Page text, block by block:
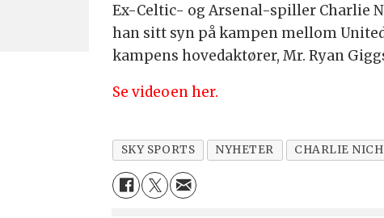
Ex-Celtic- og Arsenal-spiller Charlie
han sitt syn på kampen mellom
kampens hovedaktører, Mr. Ryan
Se videoen her.
SKY SPORTS NYHETER CHARLIE